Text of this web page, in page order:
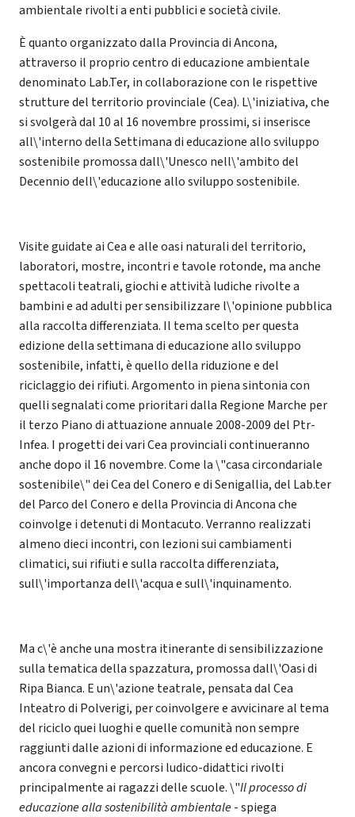
ambientale rivolti a enti pubblici e società civile.
È quanto organizzato dalla Provincia di Ancona,
attraverso il proprio centro di educazione ambientale
denominato Lab.Ter, in collaborazione con le rispettive
strutture del territorio provinciale (Cea). L\'iniziativa, che
si svolgerà dal 10 al 16 novembre prossimi, si inserisce
all\'interno della Settimana di educazione allo sviluppo
sostenibile promossa dall\'Unesco nell\'ambito del
Decennio dell\'educazione allo sviluppo sostenibile.
Visite guidate ai Cea e alle oasi naturali del territorio,
laboratori, mostre, incontri e tavole rotonde, ma anche
spettacoli teatrali, giochi e attività ludiche rivolte a
bambini e ad adulti per sensibilizzare l\'opinione pubblica
alla raccolta differenziata. Il tema scelto per questa
edizione della settimana di educazione allo sviluppo
sostenibile, infatti, è quello della riduzione e del
riciclaggio dei rifiuti. Argomento in piena sintonia con
quelli segnalati come prioritari dalla Regione Marche per
il terzo Piano di attuazione annuale 2008-2009 del Ptr-
Infea. I progetti dei vari Cea provinciali continueranno
anche dopo il 16 novembre. Come la \"casa circondariale
sostenibile\" dei Cea del Conero e di Senigallia, del Lab.ter
del Parco del Conero e della Provincia di Ancona che
coinvolge i detenuti di Montacuto. Verranno realizzati
almeno dieci incontri, con lezioni sui cambiamenti
climatici, sui rifiuti e sulla raccolta differenziata,
sull\'importanza dell\'acqua e sull\'inquinamento.
Ma c\'è anche una mostra itinerante di sensibilizzazione
sulla tematica della spazzatura, promossa dall\'Oasi di
Ripa Bianca. E un\'azione teatrale, pensata dal Cea
Inteatro di Polverigi, per coinvolgere e avvicinare al tema
del riciclo quei luoghi e quelle comunità non sempre
raggiunti dalle azioni di informazione ed educazione. E
ancora convegni e percorsi ludico-didattici rivolti
principalmente ai ragazzi delle scuole. \"Il processo di
educazione alla sostenibilità ambientale- spiega